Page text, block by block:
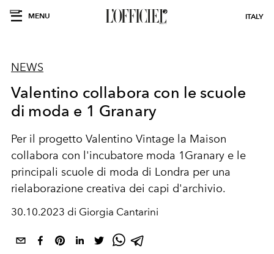
MENU ITALY
NEWS
Valentino collabora con le scuole
di moda e 1 Granary
Per il progetto Valentino Vintage la Maison
collabora con l'incubatore moda 1Granary e le
principali scuole di moda di Londra per una
rielaborazione creativa dei capi d'archivio.
30.10.2023 di Giorgia Cantarini